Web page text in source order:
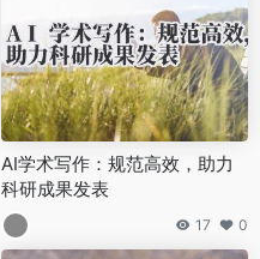
AI学术写作：规范高效，助力
科研成果发表
17 0